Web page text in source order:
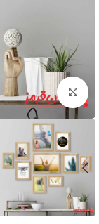
بزرگنمایی تصویر